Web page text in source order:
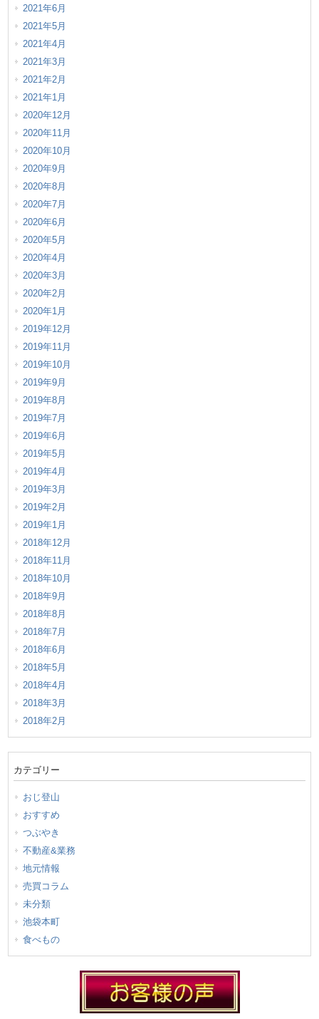
2021年6月
2021年5月
2021年4月
2021年3月
2021年2月
2021年1月
2020年12月
2020年11月
2020年10月
2020年9月
2020年8月
2020年7月
2020年6月
2020年5月
2020年4月
2020年3月
2020年2月
2020年1月
2019年12月
2019年11月
2019年10月
2019年9月
2019年8月
2019年7月
2019年6月
2019年5月
2019年4月
2019年3月
2019年2月
2019年1月
2018年12月
2018年11月
2018年10月
2018年9月
2018年8月
2018年7月
2018年6月
2018年5月
2018年4月
2018年3月
2018年2月
カテゴリー
おじ登山
おすすめ
つぶやき
不動産&業務
地元情報
売買コラム
未分類
池袋本町
食べもの